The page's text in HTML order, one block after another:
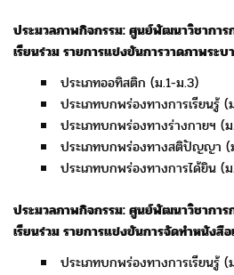
ประมวลภาพกิจกรรม: ศูนย์พัฒนาวิชาการ
เรียนร่วมรายการแข่งขันการวาดภาพระบ
ประเภทออทิสติก (ม.1-ม.3)
ประเภทบกพร่องทางการเรียนรู้ (
ประเภทบกพร่องทางร่างกายฯ (
ประเภทบกพร่องทางสติปัญญา (
ประเภทบกพร่องทางการได้ยิน (
ประมวลภาพกิจกรรม: ศูนย์พัฒนาวิชาการ
เรียนร่วม รายการแข่งขันการจัดทำหนังสือ
ประเภทบกพร่องทางการเรียนรู้